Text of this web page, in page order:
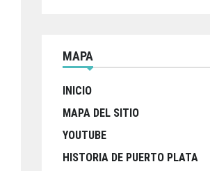
MAPA
INICIO
MAPA DEL SITIO
YOUTUBE
HISTORIA DE PUERTO PLATA